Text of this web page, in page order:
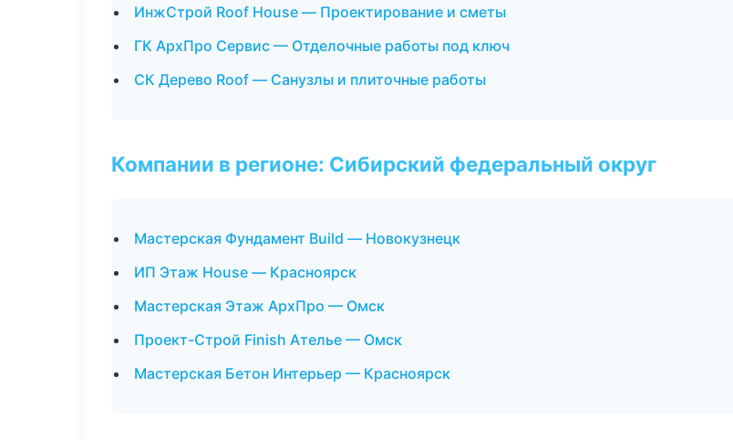
ИнжСтрой Roof House — Проектирование и сметы
ГК АрхПро Сервис — Отделочные работы под ключ
СК Дерево Roof — Санузлы и плиточные работы
Компании в регионе: Сибирский федеральный округ
Мастерская Фундамент Build — Новокузнецк
ИП Этаж House — Красноярск
Мастерская Этаж АрхПро — Омск
Проект-Строй Finish Ателье — Омск
Мастерская Бетон Интерьер — Красноярск